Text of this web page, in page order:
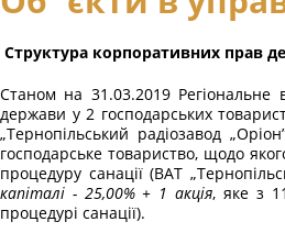
Структура корпоративних прав
Станом на 31.03.2019 Регіональне
держави у 2 господарських
„Тернопільський радіозавод
господарське товариство, щодо
процедуру санації (ВАТ
капіталі - 25,00% + 1 акція, яке з
процедурі санації).